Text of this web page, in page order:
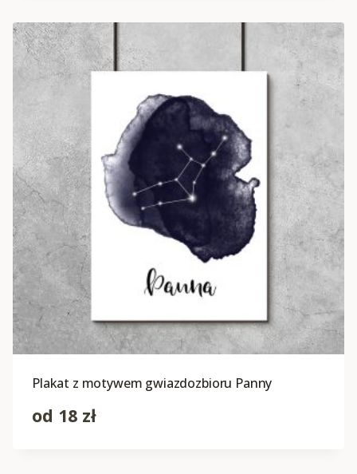
Plakat z motywem gwiazdozbioru Panny
od 18 zł